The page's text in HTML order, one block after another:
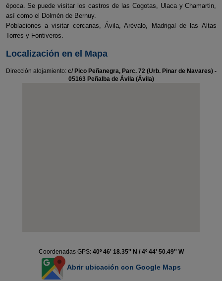
época. Se puede visitar los castros de las Cogotas, Ulaca y Chamartin,
así como el Dolmén de Bernuy.
Poblaciones a visitar cercanas, Ávila, Arévalo, Madrigal de las Altas
Torres y Fontiveros.
Localización en el Mapa
Dirección alojamiento: c/ Pico Peñanegra, Parc. 72 (Urb. Pinar de Navares) -
05163 Peñalba de Ávila (Ávila)
Coordenadas GPS: 40º 46' 18.35'' N / 4º 44' 50.49'' W
Abrir ubicación con Google Maps